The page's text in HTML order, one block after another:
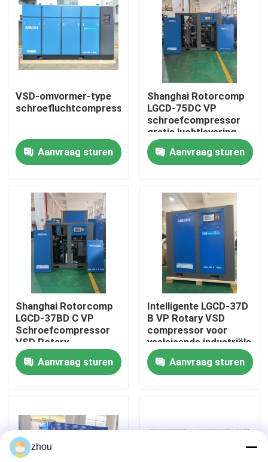
Huis
Producten
Videos
Ongeveer ons
Fabrieksreis
Kwaliteitscontrole
Contacteer ons
Gevallen
Verzoek om een Citaat
VSD-omvormer-type
schroefluchtcompressor
Aanvraag sturen
Shanghai Rotorcomp
LGCD-75DC VP
schroefcompressor
gratis luchtlevering
Aanvraag sturen
Shanghai Rotorcomp
LGCD-37BD C VP
Schroefcompressor
VSD Rotary
Compressor voor
hoge luchtvochtigheid
Aanvraag sturen
Intelligente LGCD-37D
B VP Rotary VSD
compressor voor
veeleisende industriële
omgevingen
Aanvraag sturen
zhou